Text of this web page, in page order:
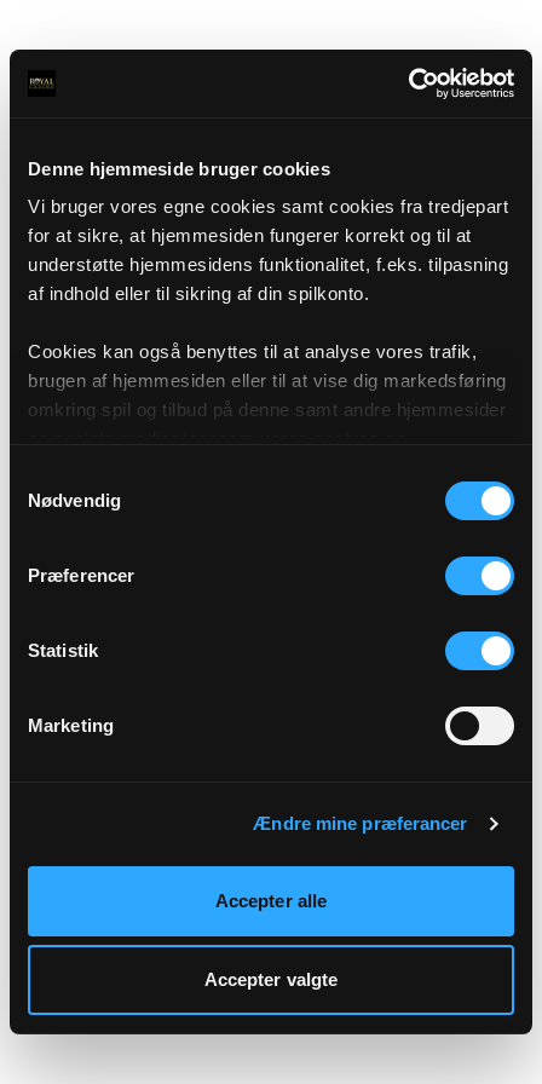
Denne hjemmeside bruger cookies
Vi bruger vores egne cookies samt cookies fra tredjepart
for at sikre, at hjemmesiden fungerer korrekt og til at
understøtte hjemmesidens funktionalitet, f.eks. tilpasning
af indhold eller til sikring af din spilkonto.
Cookies kan også benyttes til at analyse vores trafik,
brugen af hjemmesiden eller til at vise dig markedsføring
omkring spil og tilbud på denne samt andre hjemmesider
af cookies under "Detaljer" eller ved at klikke videre til
vores Cookiepolitik, som du finder i bunden af vores
Nødvendig
Præferencer
Statistik
Marketing
Ændre mine præferancer
Accepter alle
Accepter valgte